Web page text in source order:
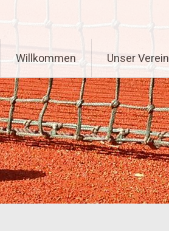
Inhalt
springen
Willkommen Unser Verein